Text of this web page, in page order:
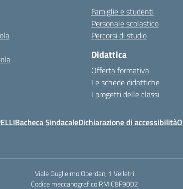
Famiglie e studenti
Personale scolastico
Percorsi di studio
Didattica
Offerta formativa
Le schede didattiche
I progetti delle classi
Bacheca SindacaleDichiarazione di accessibilità
Viale Guglielmo Oberdan, 1 Velletri
Codice meccanografico RMIC8F9002